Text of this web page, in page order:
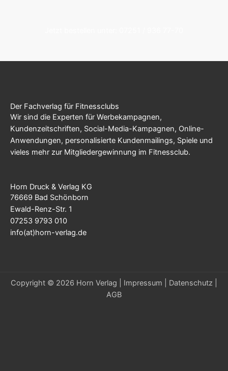
Der Fachverlag für Fitnessclubs
Wir sind die Experten für Werbekampagnen,
Kundenzeitschriften, Social-Media-Kampagnen, Online-
Anwendungen, personalisierte Kundenmailings, Spiele und
vieles mehr zur Mitgliedergewinnung im Fitnessclub.
Horn Druck & Verlag KG
76669 Bad Schönborn
Ewald-Renz-Str. 1
07253 9793 010
info(at)horn-verlag.de
Copyright © 2026 Horn Verlag | Impressum Datenschutz
AGB